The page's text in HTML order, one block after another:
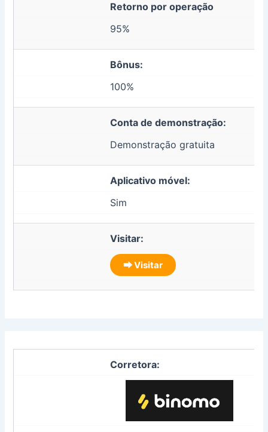
Retorno por operação
95%
Bônus:
100%
Conta de demonstração:
Demonstração gratuita
Aplicativo móvel:
Sim
Visitar:
⮕ Visitar
Corretora: